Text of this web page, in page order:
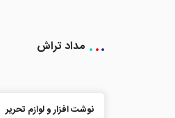
مداد تراش
نوشت افزار و لوازم تحریر